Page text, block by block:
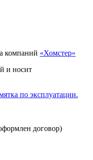
компаний «Хомстер»
и носит
по эксплуатации.
договор)